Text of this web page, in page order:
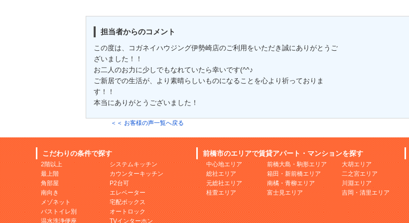
担当者からのコメント
この度は、コガネイハウジング伊勢崎店のご利用をいただき誠にありがとうご
ざいました！！
お二人のお力に少しでもなれていたら幸いです(^^♪
ご新居での生活が、より素晴らしいものになることを心より祈っておりま
す！！
本当にありがとうございました！
＜＜ お客様の声一覧へ戻る
こだわりの条件で探す
2階以上
最上階
角部屋
南向き
メゾネット
バストイレ別
温水洗浄便座
システムキッチン
カウンターキッチン
P2台可
エレベーター
宅配ボックス
オートロック
TVインターホン
前橋市のエリアで賃貸アパート・マンションを探す
中心地エリア
総社エリア
元総社エリア
桂萱エリア
前橋大島・駒形エリア
箱田・新前橋エリア
南橘・青柳エリア
富士見エリア
大胡エリア
二之宮エリア
川淵エリア
吉岡・清里エリア